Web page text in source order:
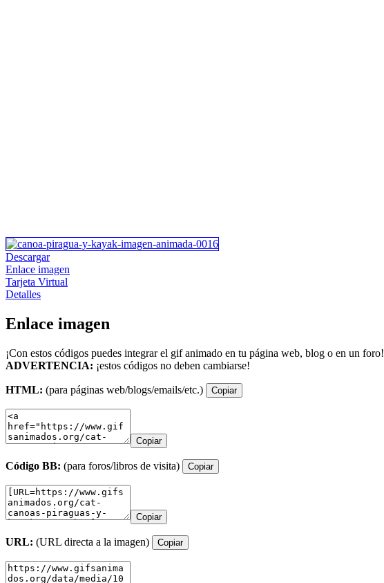
Descargar
Enlace imagen
Tarjeta Virtual
Detalles
Enlace imagen
¡Con estos códigos puedes integrar el gif animado en tu página web, blog o en un foro!
ADVERTENCIA: ¡estos códigos no deben cambiarse!
HTML: (para páginas web/blogs/emails/etc.) Copiar
Copiar
Código BB: (para foros/libros de visita) Copiar
Copiar
URL: (URL directa a la imagen) Copiar